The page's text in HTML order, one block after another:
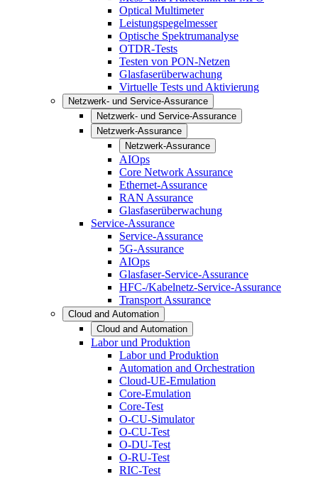
Optical Multimeter
Leistungspegelmesser
Optische Spektrumanalyse
OTDR-Tests
Testen von PON-Netzen
Glasfaserüberwachung
Virtuelle Tests und Aktivierung
Netzwerk- und Service-Assurance
Netzwerk- und Service-Assurance
Netzwerk-Assurance
Netzwerk-Assurance
AIOps
Core Network Assurance
Ethernet-Assurance
RAN Assurance
Glasfaserüberwachung
Service-Assurance
Service-Assurance
5G-Assurance
AIOps
Glasfaser-Service-Assurance
HFC-/Kabelnetz-Service-Assurance
Transport Assurance
Cloud and Automation
Cloud and Automation
Labor und Produktion
Labor und Produktion
Automation and Orchestration
Cloud-UE-Emulation
Core-Emulation
Core-Test
O-CU-Simulator
O-CU-Test
O-DU-Test
O-RU-Test
RIC-Test